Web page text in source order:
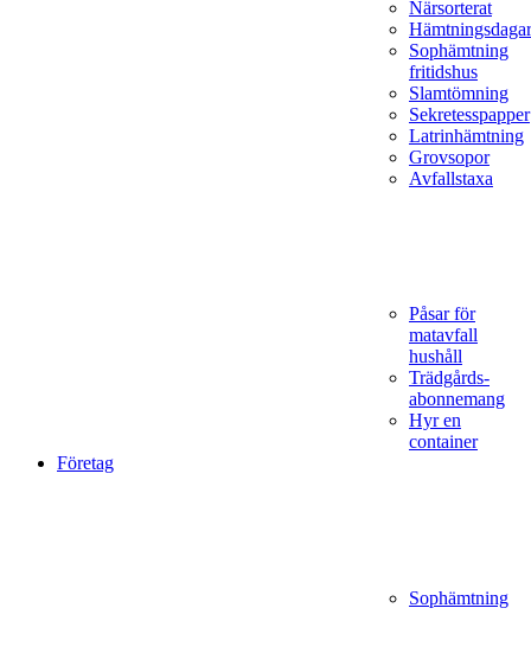
Närsorterat
Hämtningsdagar
Sophämtning
fritidshus
Slamtömning
Sekretesspapper
Latrinhämtning
Grovsopor
Avfallstaxa
Påsar för
matavfall
hushåll
Trädgårds­
abonnemang
Hyr en
container
Företag
Sophämtning